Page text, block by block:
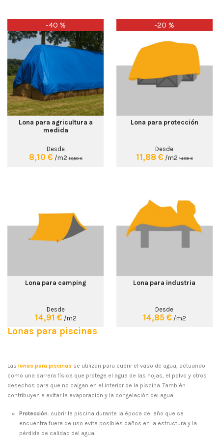
-40 %
Lona para agricultura a
medida
Desde
8,10 € /m2 13,50 €
-20 %
Lona para protección
Desde
11,88 € /m2 14,85 €
Lona para camping
Desde
14,91 € /m2
Lona para industria
Desde
14,85 € /m2
Lonas para piscinas
Las lonas para piscinas se utilizan para cubrir el vaso de agua, actuando
como una barrera física que protege el agua de las hojas, el polvo y otros
desechos para que no caigan en el interior de la piscina. También
contribuyen a evitar la evaporación y la congelación del agua.
Protección: cubrir la piscina durante la época del año que se
encuentra fuera de uso evita posibles daños en la estructura y la
pérdida de calidad del agua.